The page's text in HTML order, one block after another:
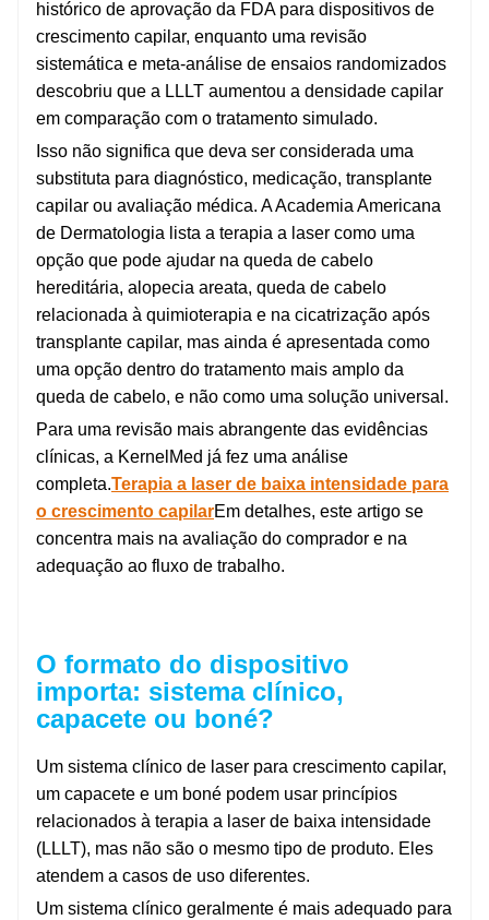
histórico de aprovação da FDA para dispositivos de
crescimento capilar, enquanto uma revisão
sistemática e meta-análise de ensaios randomizados
descobriu que a LLLT aumentou a densidade capilar
em comparação com o tratamento simulado.
Isso não significa que deva ser considerada uma
substituta para diagnóstico, medicação, transplante
capilar ou avaliação médica. A Academia Americana
de Dermatologia lista a terapia a laser como uma
opção que pode ajudar na queda de cabelo
hereditária, alopecia areata, queda de cabelo
relacionada à quimioterapia e na cicatrização após
transplante capilar, mas ainda é apresentada como
uma opção dentro do tratamento mais amplo da
queda de cabelo, e não como uma solução universal.
Para uma revisão mais abrangente das evidências
clínicas, a KernelMed já fez uma análise
completa.Terapia a laser de baixa intensidade para
o crescimento capilarEm detalhes, este artigo se
concentra mais na avaliação do comprador e na
adequação ao fluxo de trabalho.
O formato do dispositivo
importa: sistema clínico,
capacete ou boné?
Um sistema clínico de laser para crescimento capilar,
um capacete e um boné podem usar princípios
relacionados à terapia a laser de baixa intensidade
(LLLT), mas não são o mesmo tipo de produto. Eles
atendem a casos de uso diferentes.
Um sistema clínico geralmente é mais adequado para